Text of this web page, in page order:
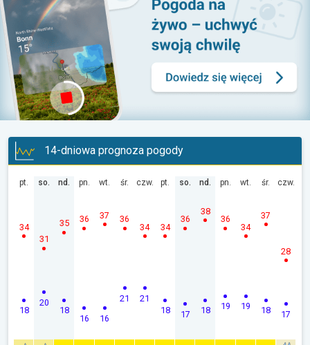
14-dniowa prognoza pogody
pt.
18
34
so.
20
31
nd.
18
35
pn.
16
36
wt.
16
37
śr.
21
36
czw.
21
34
pt.
18
34
so.
17
36
nd.
18
38
pn.
19
36
wt.
19
34
śr.
18
37
czw.
17
28